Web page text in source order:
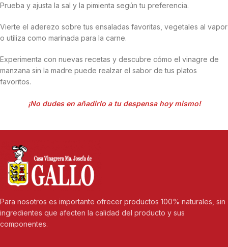
Prueba y ajusta la sal y la pimienta según tu preferencia.
Vierte el aderezo sobre tus ensaladas favoritas, vegetales al vapor
o utiliza como marinada para la carne.
Experimenta con nuevas recetas y descubre cómo el vinagre de
manzana sin la madre puede realzar el sabor de tus platos
favoritos.
¡No dudes en añadirlo a tu despensa hoy mismo!
Para nosotros es importante ofrecer productos 100% naturales, sin
ingredientes que afecten la calidad del producto y sus
componentes.